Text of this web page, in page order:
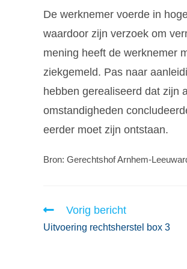
De werknemer voerde in
waardoor zijn verzoek om
mening heeft de werknemer
ziekgemeld. Pas naar
hebben gerealiseerd dat zijn
omstandigheden
eerder moet zijn ontstaan.
Bron: Gerechtshof Arnhem-
Vorig bericht
Uitvoering rechtsherstel box 3